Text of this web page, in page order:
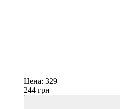
Цена: 329
244 грн